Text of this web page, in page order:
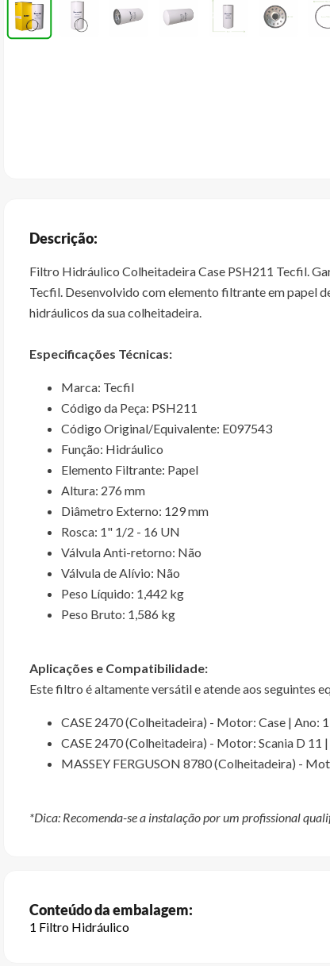
Descrição:
Filtro Hidráulico Colheitadeira Case PSH211 Tecfil.
Tecfil. Desenvolvido com elemento filtrante em papel
hidráulicos da sua colheitadeira.
Especificações Técnicas:
Marca: Tecfil
Código da Peça: PSH211
Código Original/Equivalente: E097543
Função: Hidráulico
Elemento Filtrante: Papel
Altura: 276 mm
Diâmetro Externo: 129 mm
Rosca: 1" 1/2 - 16 UN
Válvula Anti-retorno: Não
Válvula de Alívio: Não
Peso Líquido: 1,442 kg
Peso Bruto: 1,586 kg
Aplicações e Compatibilidade:
Este filtro é altamente versátil e atende aos seguintes
CASE 2470 (Colheitadeira) - Motor: Case | Ano:
CASE 2470 (Colheitadeira) - Motor: Scania D 11
MASSEY FERGUSON 8780 (Colheitadeira) -
*Dica: Recomenda-se a instalação por um profissional
Conteúdo da embalagem:
1 Filtro Hidráulico